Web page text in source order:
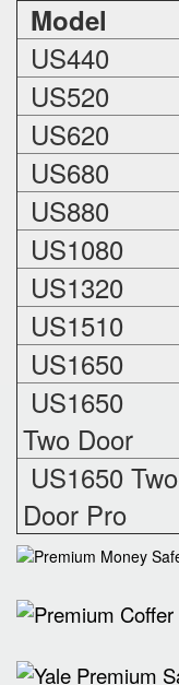
Model
US440
US520
US620
US680
US880
US1080
US1320
US1510
US1650
US1650
Two Door
US1650 Two
Door Pro